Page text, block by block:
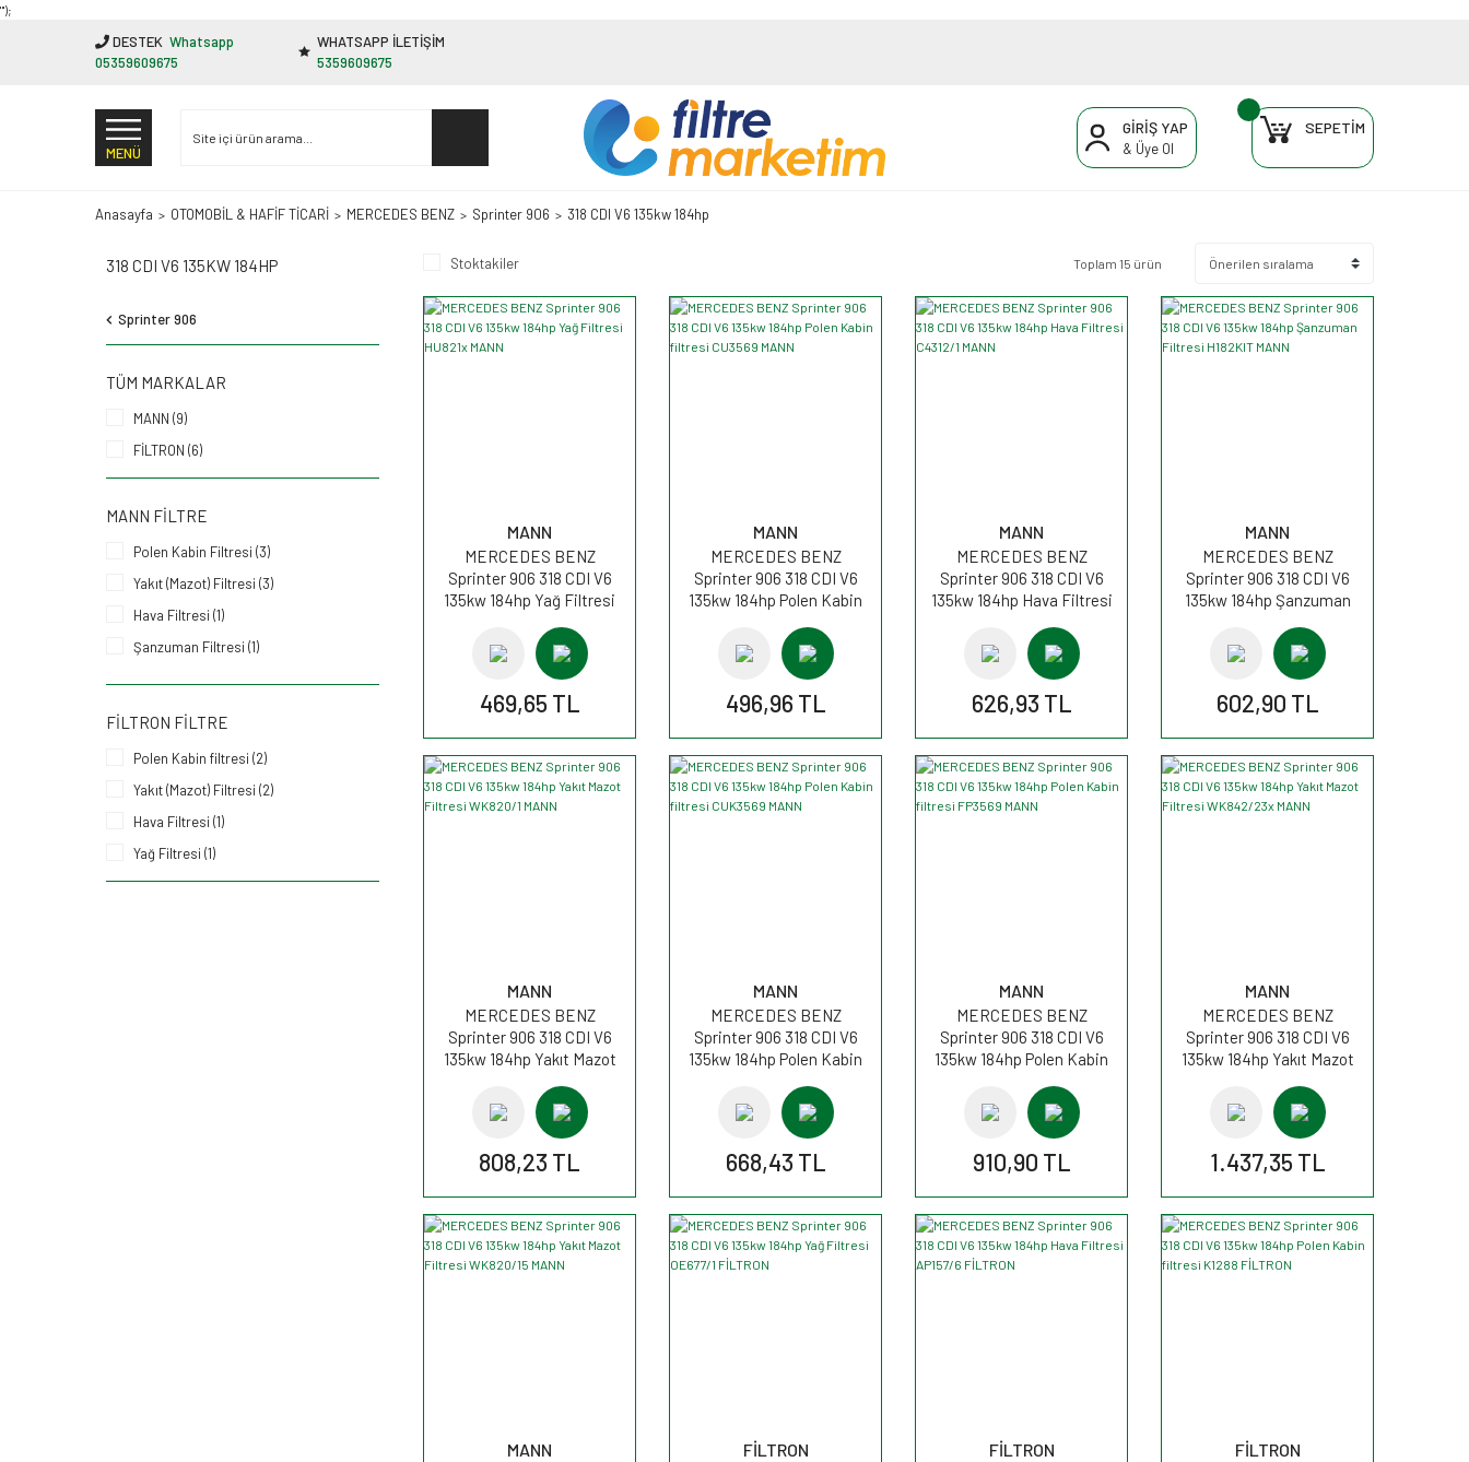
"');
DESTEK Whatsapp
05359609675
WHATSAPP İLETİŞİM
5359609675
MENÜ
GİRİŞ YAP
& Üye Ol
SEPETİM
Anasayfa OTOMOBİL & HAFİF TİCARİ MERCEDES BENZ Sprinter 906 318 CDI V6 135kw 184hp
318 CDI V6 135KW 184HP
Sprinter 906
TÜM MARKALAR
MANN (9)
FİLTRON (6)
MANN FILTRE
Polen Kabin Filtresi (3)
Yakıt (Mazot) Filtresi (3)
Hava Filtresi (1)
Şanzuman Filtresi (1)
FILTRON FILTRE
Polen Kabin filtresi (2)
Yakıt (Mazot) Filtresi (2)
Hava Filtresi (1)
Yağ Filtresi (1)
Stoktakiler Toplam 15 ürün
MANN
MERCEDES BENZ
Sprinter 906 318 CDI V6
135kw 184hp Yağ Filtresi
469,65 TL
MANN
MERCEDES BENZ
Sprinter 906 318 CDI V6
135kw 184hp Polen Kabin
496,96 TL
MANN
MERCEDES BENZ
Sprinter 906 318 CDI V6
135kw 184hp Hava Filtresi
626,93 TL
MANN
MERCEDES BENZ
Sprinter 906 318 CDI V6
135kw 184hp Şanzuman
602,90 TL
MANN
MERCEDES BENZ
Sprinter 906 318 CDI V6
135kw 184hp Yakıt Mazot
808,23 TL
MANN
MERCEDES BENZ
Sprinter 906 318 CDI V6
135kw 184hp Polen Kabin
668,43 TL
MANN
MERCEDES BENZ
Sprinter 906 318 CDI V6
135kw 184hp Polen Kabin
910,90 TL
MANN
MERCEDES BENZ
Sprinter 906 318 CDI V6
135kw 184hp Yakıt Mazot
1.437,35 TL
MANN FİLTRON FİLTRON FİLTRON